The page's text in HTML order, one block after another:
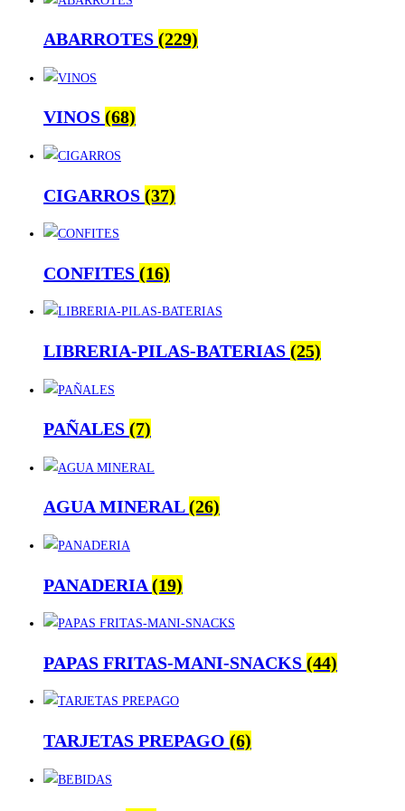
ABARROTES (229)
VINOS (68)
CIGARROS (37)
CONFITES (16)
LIBRERIA-PILAS-BATERIAS (25)
PAÑALES (7)
AGUA MINERAL(26)
PANADERIA(19)
PAPAS FRITAS-MANI-SNACKS (44)
TARJETAS PREPAGO (6)